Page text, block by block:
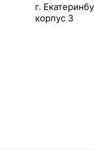
г.
корпус 3